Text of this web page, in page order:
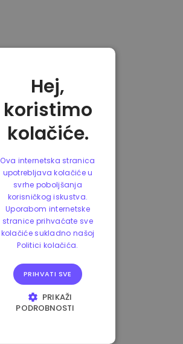
Hej,
koristimo
kolačiće.
Ova internetska stranica
upotrebljava kolačiće u
svrhe poboljšanja
korisničkog iskustva.
Uporabom internetske
stranice prihvaćate sve
kolačiće sukladno našoj
Politici kolačića.
PRIHVATI SVE
PRIKAŽI
PODROBNOSTI